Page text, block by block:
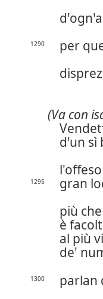
1290
per
(Va con
d'un sì
1295
gran
più
è
al più
de'
1300
parlan